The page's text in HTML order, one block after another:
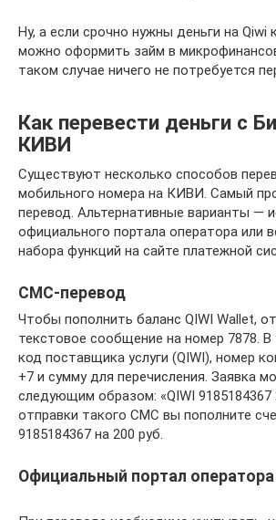
Ну, а если срочно нужны деньги на Qiwi
можно оформить займ в
таком случае ничего не потребуется
Как перевести деньги с
КИВИ
Существуют несколько способов
мобильного номера на КИВИ. Самый
перевод. Альтернативные варианты —
официального портала оператора или
набора функций на сайте платежной
СМС-перевод
Чтобы пополнить баланс QIWI Wallet,
текстовое сообщение на номер 7878. В
код поставщика услуги (QIWI), номер
+7 и сумму для перечисления. Заявка
следующим образом: «QIWI 9185184367
отправки такого СМС вы пополните
9185184367 на 200 руб.
Официальный портал оператора